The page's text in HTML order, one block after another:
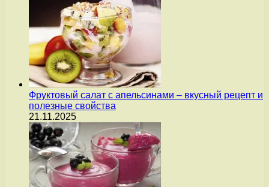
Фруктовый салат с апельсинами – вкусный рецепт и
полезные свойства
21.11.2025